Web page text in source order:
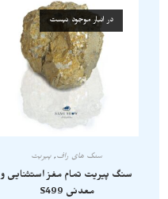
در انبار موجود نیست
سنگ های راف, پیریت
سنگ پیریت تمام مغز استثنایی و
معدنی S499